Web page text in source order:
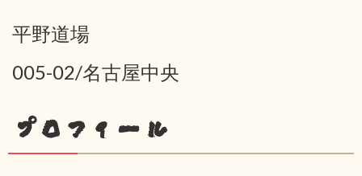
平野道場
005-02/名古屋中央
プロフィール